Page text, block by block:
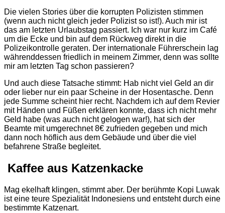
Die vielen Stories über die korrupten Polizisten stimmen
(wenn auch nicht gleich jeder Polizist so ist!). Auch mir ist
das am letzten Urlaubstag passiert. Ich war nur kurz im Café
um die Ecke und bin auf dem Rückweg direkt in die
Polizeikontrolle geraten. Der internationale Führerschein lag
währenddessen friedlich in meinem Zimmer, denn was sollte
mir am letzten Tag schon passieren?
Und auch diese Tatsache stimmt: Hab nicht viel Geld an dir
oder lieber nur ein paar Scheine in der Hosentasche. Denn
jede Summe scheint hier recht. Nachdem ich auf dem Revier
mit Händen und Füßen erklären konnte, dass ich nicht mehr
Geld habe (was auch nicht gelogen war!), hat sich der
Beamte mit umgerechnet 8€ zufrieden gegeben und mich
dann noch höflich aus dem Gebäude und über die viel
befahrene Straße begleitet.
Kaffee aus Katzenkacke
Mag ekelhaft klingen, stimmt aber. Der berühmte Kopi Luwak
ist eine teure Spezialität Indonesiens und entsteht durch eine
bestimmte Katzenart.